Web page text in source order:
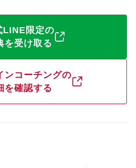
LINE限定の
を受け取る
ンコーチングの
を確認する